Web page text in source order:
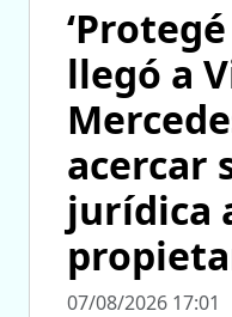
llegó a
acercar
jurídica
07/08/2026 17:01